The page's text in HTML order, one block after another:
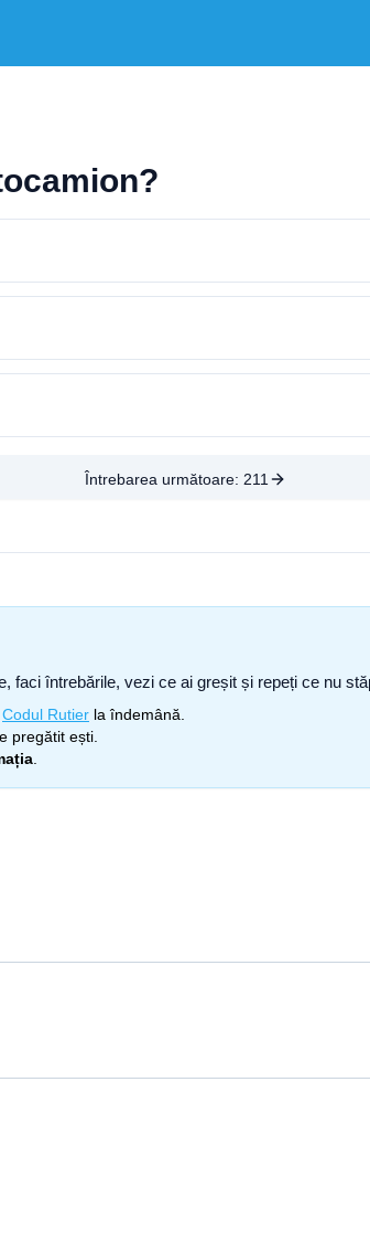
Întrebarea următoare: 211
faci întrebările, vezi ce ai greșit și repeți ce nu
Codul Rutier la îndemână.
pregătit ești.